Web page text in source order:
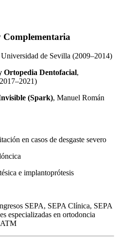
Complementaria
Universidad de Sevilla (2009–2014)
Ortopedia Dentofacial,
(Spark), Manuel Román
en casos de desgaste severo
e implantoprótesis
SEPA, SEPA Clínica, SEPA
especializadas en ortodoncia
ATM